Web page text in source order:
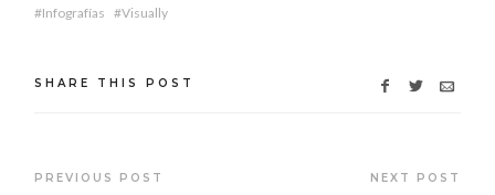
Infografías Visually
SHARE THIS POST
PREVIOUS POST NEXT POST